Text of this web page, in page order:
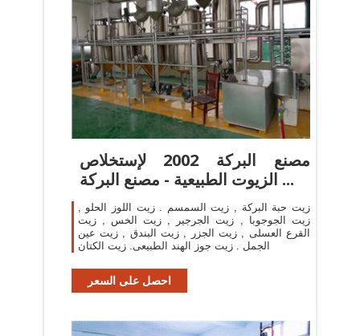
مصنع البركة 2002 لإستخلاص
الزيوت الطبيعية - مصنع البركة ...
زيت حبة البركة , زيت السمسم . زيت اللوز الحلو ,
زيت الجوجوبا , زيت الجرجير , زيت الخس , زيت
القرع العسلى , زيت الجزر , زيت البندق , زيت عين
الجمل . زيت جوز الهند الطبيعى. زيت الكتان
احصل على السعر